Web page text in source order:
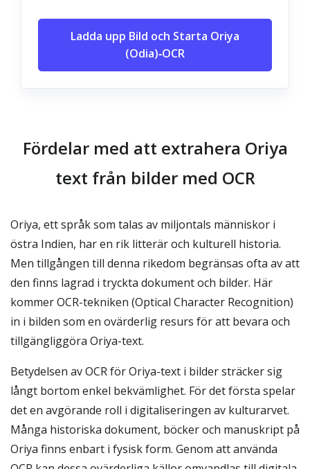
Ladda upp Bild och Starta Oriya
(Odia)‑OCR
Fördelar med att extrahera Oriya
text från bilder med OCR
Oriya, ett språk som talas av miljontals människor i
östra Indien, har en rik litterär och kulturell historia.
Men tillgången till denna rikedom begränsas ofta av att
den finns lagrad i tryckta dokument och bilder. Här
kommer OCR-tekniken (Optical Character Recognition)
in i bilden som en ovärderlig resurs för att bevara och
tillgängliggöra Oriya-text.
Betydelsen av OCR för Oriya-text i bilder sträcker sig
långt bortom enkel bekvämlighet. För det första spelar
det en avgörande roll i digitaliseringen av kulturarvet.
Många historiska dokument, böcker och manuskript på
Oriya finns enbart i fysisk form. Genom att använda